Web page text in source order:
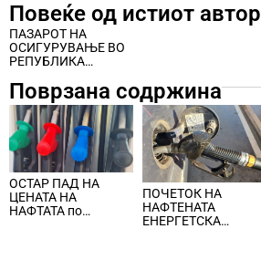
Повеќе од истиот автор
ПАЗАРОТ НА
ОСИГУРУВАЊЕ ВО
РЕПУБЛИКА
Поврзана содржина
ОСТАР ПАД НА
ЦЕНАТА НА
НАФТАТА по
ПОЧЕТОК НА
НАФТЕНАТА
ЕНЕРГЕТСКА